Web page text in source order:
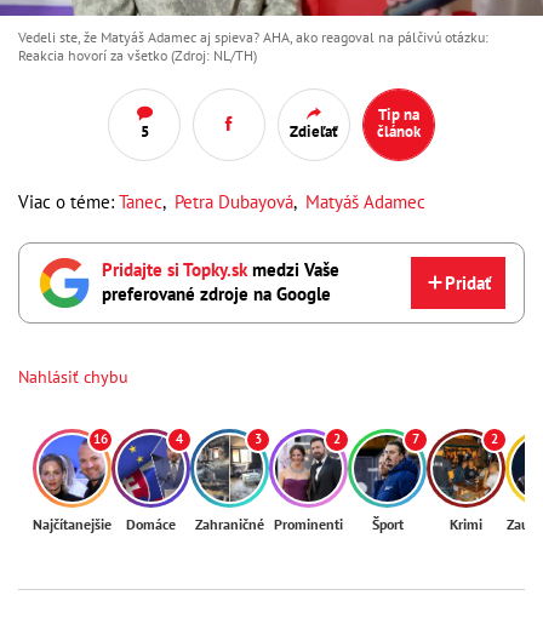
Vedeli ste, že Matyáš Adamec aj spieva? AHA, ako reagoval na pálčivú otázku:
Reakcia hovorí za všetko (Zdroj: NL/TH)
5 Zdieľať
Tip na
článok
Viac o téme: Tanec, Petra Dubayová, Matyáš Adamec
Pridajte si Topky.skmedzi Vaše
preferované zdroje na Google
Pridať
Nahlásiť chybu
16
Najčítanejšie
4
Domáce
3
Zahraničné
2
Prominenti
7
Šport
2
Krimi